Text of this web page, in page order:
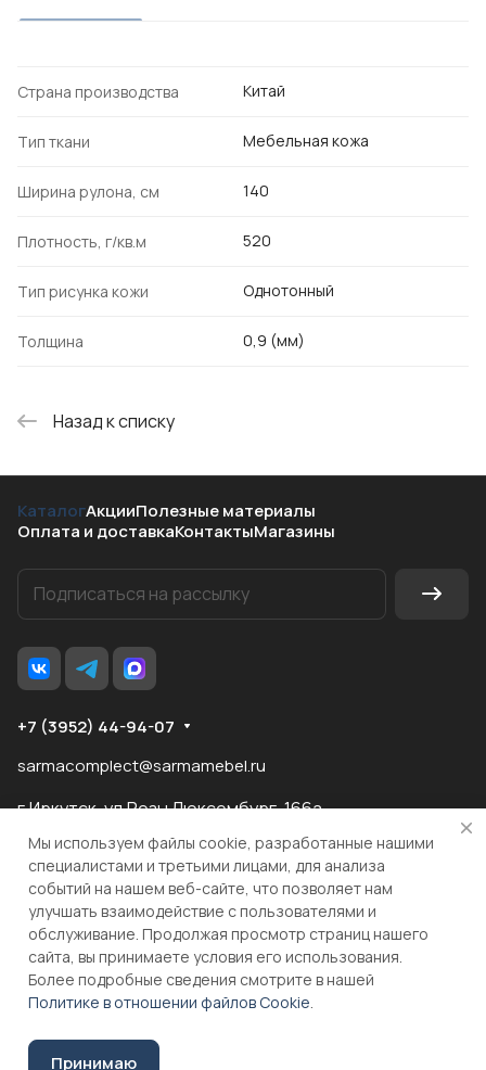
Страна производства Китай
Тип ткани Мебельная кожа
Ширина рулона, см 140
Плотность, г/кв.м 520
Тип рисунка кожи Однотонный
Толщина 0,9 (мм)
Назад к списку
КаталогАкцииПолезные материалы
Оплата и доставкаКонтактыМагазины
+7 (3952) 44-94-07
sarmacomplect@sarmamebel.ru
г.Иркутск, ул.Розы Люксембург, 166а
разработка
и продвижение сайта
© 2026 ООО "МКС" ИНН 3810055324 ОГРН 1083810004860
Мы используем файлы cookie, разработанные нашими
специалистами и третьими лицами, для анализа
событий на нашем веб-сайте, что позволяет нам
улучшать взаимодействие с пользователями и
обслуживание. Продолжая просмотр страниц нашего
сайта, вы принимаете условия его использования.
Более подробные сведения смотрите в нашей
Политике в отношении файлов Cookie.
Принимаю